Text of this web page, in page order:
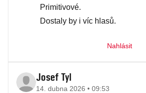
Primitivové.
Dostaly by i víc hlasů.
Nahlásit
Josef Tyl
14. dubna 2026 • 09:53